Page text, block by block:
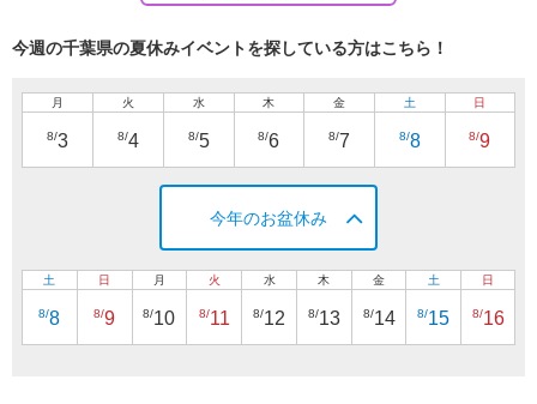
今週の千葉県の夏休みイベントを探している方はこちら！
月
8/3
火
8/4
水
8/5
木
8/6
金
8/7
土
8/8
日
8/9
今年のお盆休み
土
8/8
日
8/9
月
8/10
火
8/11
水
8/12
木
8/13
金
8/14
土
8/15
日
8/16